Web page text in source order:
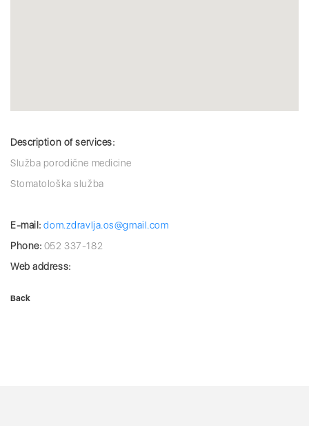
Description of services:
Služba porodične medicine
Stomatološka služba
E-mail: dom.zdravlјa.os@gmail.com
Phone: 052 337-182
Web address:
Back